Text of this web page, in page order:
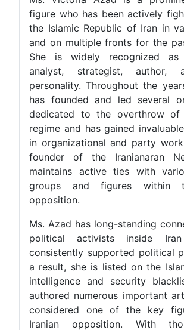
figure who has been actively
the Islamic Republic of Iran in
and on multiple fronts for the
She is widely recognized
analyst, strategist, author,
personality. Throughout the
has founded and led several
dedicated to the overthrow of
regime and has gained
in organizational and party
founder of the Iranianaran
maintains active ties with
groups and figures within
opposition.
Ms. Azad has long-standing
political activists inside
consistently supported political
a result, she is listed on the
intelligence and security
authored numerous important
considered one of the key
Iranian opposition. With